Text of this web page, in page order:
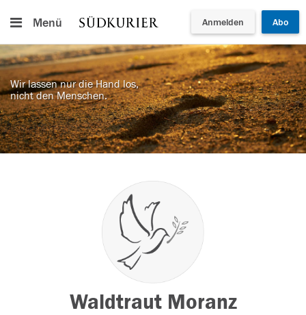
Menü Anmelden Abo
Wir lassen nur die Hand los,
nicht den Menschen.
Waldtraut Moranz